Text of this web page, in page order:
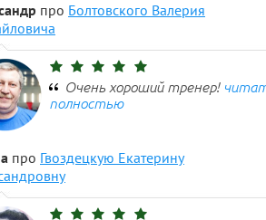
про Болтовского Валерия
Очень хороший тренер!
полностью
про Гвоздецкую Екатерину